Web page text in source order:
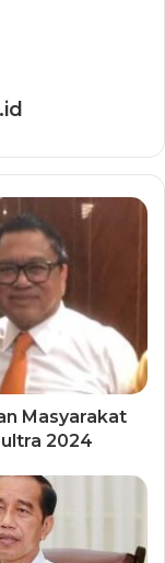
Masyarakat
2024